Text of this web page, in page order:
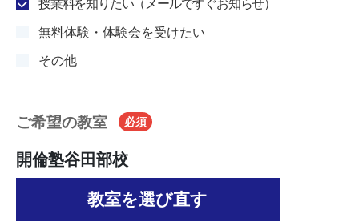
授業料を知りたい（メールですぐお知らせ）
無料体験・体験会を受けたい
その他
ご希望の教室 必須
開倫塾谷田部校
教室を選び直す